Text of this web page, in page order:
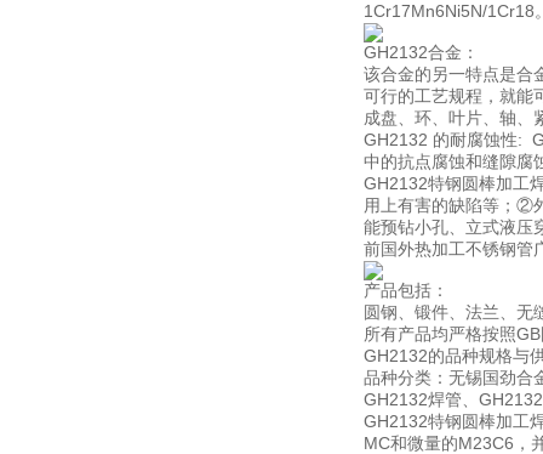
1Cr17Mn6Ni5N/1Cr18
GH2132合金：
该合金的另一特点是合
可行的工艺规程，就能
成盘、环、叶片、轴、
GH2132 的耐腐蚀性:
中的抗点腐蚀和缝隙腐
GH2132特钢圆棒加工
用上有害的缺陷等；②
能预钻小孔、立式液压
前国外热加工不锈钢管
产品包括：
圆钢、锻件、法兰、无
所有产品均严格按照
GH2132的品种规格与
品种分类：无锡国劲合
GH2132焊管、
GH2132特钢圆棒加工
MC和微量的M23C6，